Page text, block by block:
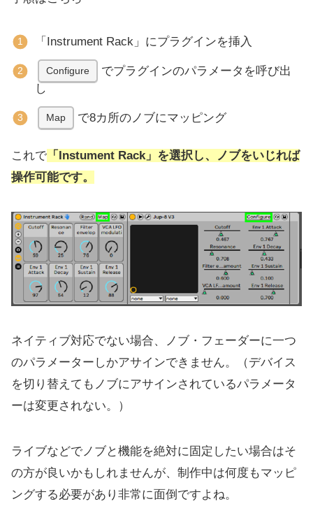
「Instrument Rack」にプラグインを挿入
Configure
でプラグインのパラメータを呼び出
し
Map で8カ所のノブにマッピング
これで 「Instument Rack」を選択し、ノブをいじれば
操作可能です。
ネイティブ対応でない場合、ノブ・フェーダーに一つ
のパラメーターしかアサインできません。（デバイス
を切り替えてもノブにアサインされているパラメータ
ーは変更されない。）
ライブなどでノブと機能を絶対に固定したい場合はそ
の方が良いかもしれませんが、制作中は何度もマッピ
ングする必要があり非常に面倒ですよね。